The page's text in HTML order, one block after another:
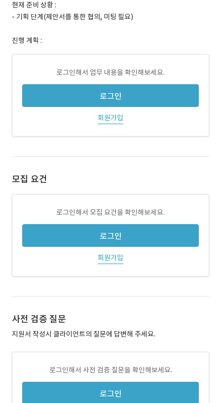
현재 준비 상황 :
- 기획 단계(제안서를 통한 협의, 미팅 필요)
진행 계획 :
로그인해서 업무 내용을 확인해보세요.
로그인
회원가입
모집 요건
로그인해서 모집 요건을 확인해보세요.
로그인
회원가입
사전 검증 질문
지원서 작성시 클라이언트의 질문에 답변해 주세요.
로그인해서 사전 검증 질문을 확인해보세요.
로그인